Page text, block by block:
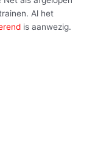
Al het
is aanwezig.